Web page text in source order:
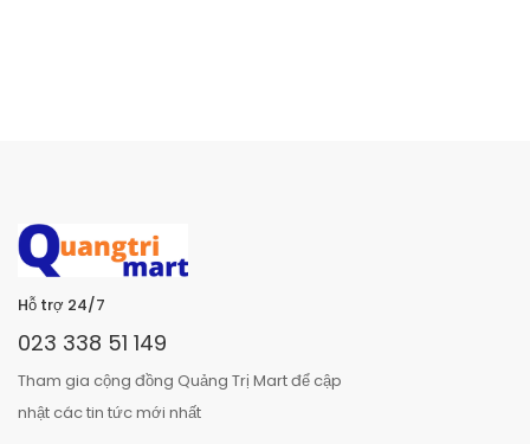
Hỗ trợ 24/7
023 338 51 149
Tham gia cộng đồng Quảng Trị Mart để cập
nhật các tin tức mới nhất